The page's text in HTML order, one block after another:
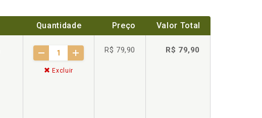
Quantidade Preço Valor Total
Excluir
R$ 79,90 R$ 79,90